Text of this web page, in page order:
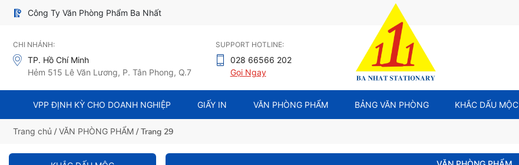
Công Ty Văn Phòng Phẩm Ba Nhất
CHI NHÁNH:
TP. Hồ Chí Minh
Hẻm 515 Lê Văn Lương, P. Tân Phong, Q.7
SUPPORT HOTLINE:
028 66566 202
Gọi Ngay
VPP ĐỊNH KỲ CHO DOANH NGHIỆP GIẤY IN VĂN PHÒNG PHẨM BẢNG VĂN PHÒNG KHẮC DẤU MỘC
Trang chủ /VĂN PHÒNG PHẨM / Trang 29